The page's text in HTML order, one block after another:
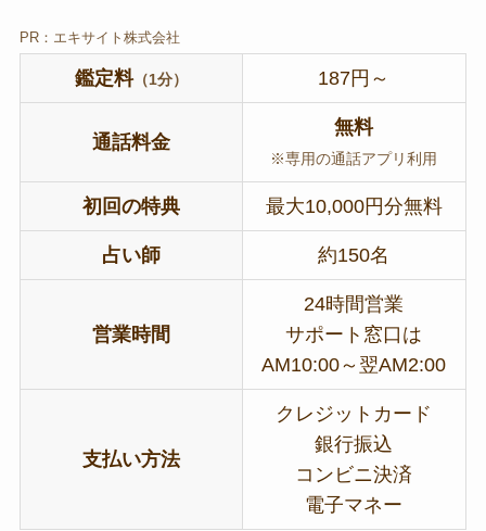
PR：エキサイト株式会社
鑑定料（1分） 187円～
通話料金
無料
※専用の通話アプリ利用
初回の特典 最大10,000円分無料
占い師 約150名
営業時間
24時間営業
サポート窓口は
AM10:00～翌AM2:00
支払い方法
クレジットカード
銀行振込
コンビニ決済
電子マネー